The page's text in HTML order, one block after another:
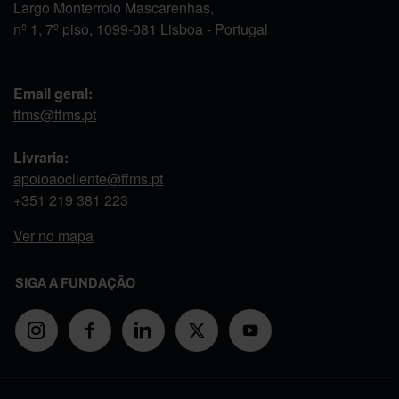
Largo Monterroio Mascarenhas,
nº 1, 7º piso, 1099-081 Lisboa - Portugal
Email geral:
ffms@ffms.pt
Livraria:
apoioaocliente@ffms.pt
+351 219 381 223
Ver no mapa
SIGA A FUNDAÇÃO